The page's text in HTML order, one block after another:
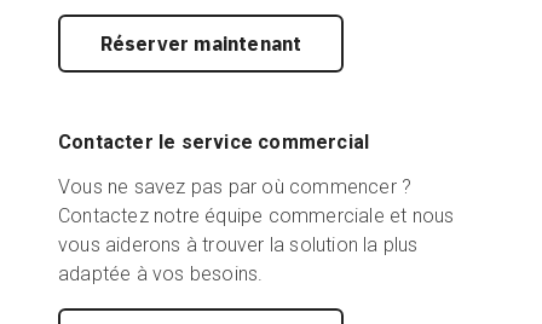
Réserver maintenant
Contacter le service commercial
Vous ne savez pas par où commencer ?
Contactez notre équipe commerciale et nous
vous aiderons à trouver la solution la plus
adaptée à vos besoins.